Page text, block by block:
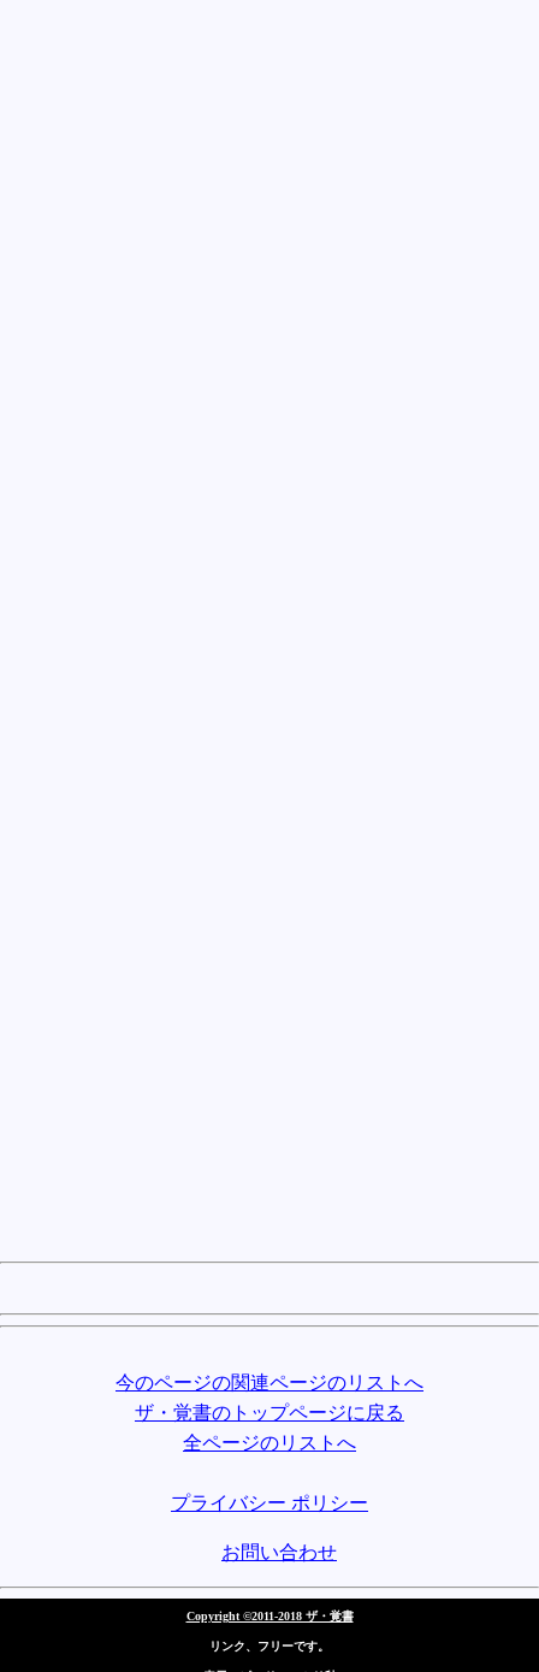
今のページの関連ページのリストへ
ザ・覚書のトップページに戻る
全ページのリストへ
プライバシー ポリシー
お問い合わせ
Copyright ©2011-2018 ザ・覚書
リンク、フリーです。